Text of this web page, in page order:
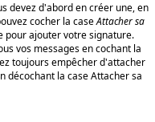
devez d'abord en créer une, en
cocher la caseAttacher sa
pour ajouter votre signature.
vos messages en cochant la
toujours empêcher d'attacher
décochant la case Attacher sa